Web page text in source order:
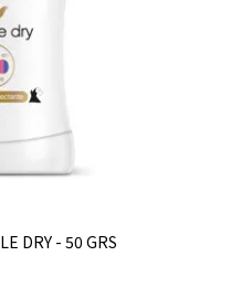
DRY - 50 GRS